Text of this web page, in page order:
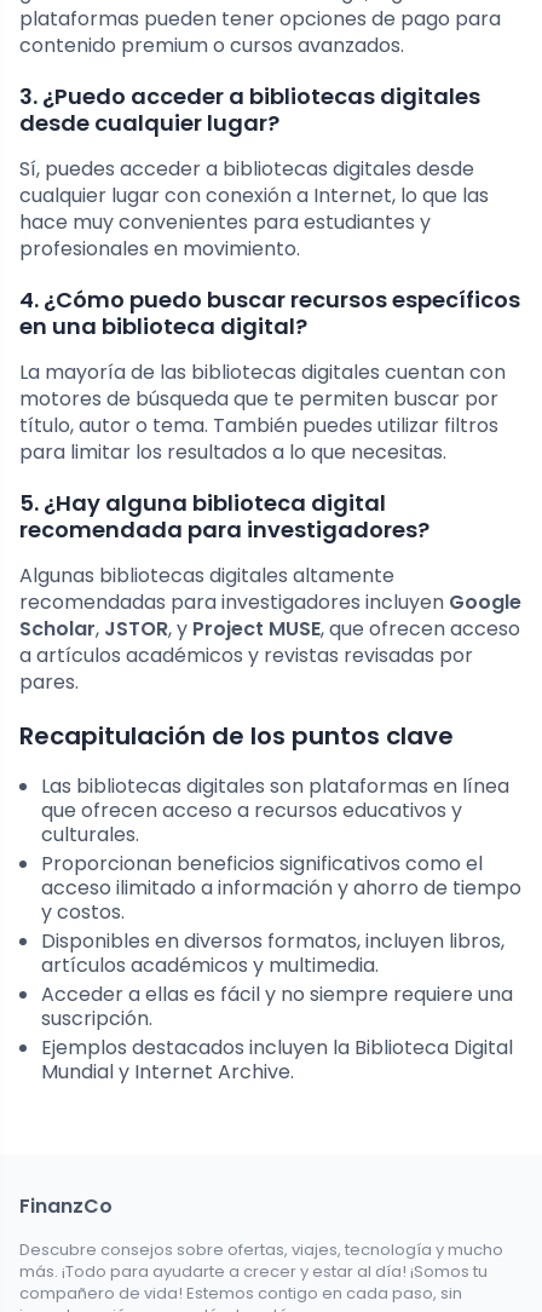
plataformas pueden tener opciones de pago para
contenido premium o cursos avanzados.
3. ¿Puedo acceder a bibliotecas digitales
desde cualquier lugar?
Sí, puedes acceder a bibliotecas digitales desde
cualquier lugar con conexión a Internet, lo que las
hace muy convenientes para estudiantes y
profesionales en movimiento.
4. ¿Cómo puedo buscar recursos específicos
en una biblioteca digital?
La mayoría de las bibliotecas digitales cuentan con
motores de búsqueda que te permiten buscar por
título, autor o tema. También puedes utilizar filtros
para limitar los resultados a lo que necesitas.
5. ¿Hay alguna biblioteca digital
recomendada para investigadores?
Algunas bibliotecas digitales altamente
recomendadas para investigadores incluyen Google
Scholar, JSTOR, y Project MUSE, que ofrecen acceso
a artículos académicos y revistas revisadas por
pares.
Recapitulación de los puntos clave
Las bibliotecas digitales son plataformas en línea
que ofrecen acceso a recursos educativos y
culturales.
Proporcionan beneficios significativos como el
acceso ilimitado a información y ahorro de tiempo
y costos.
Disponibles en diversos formatos, incluyen libros,
artículos académicos y multimedia.
Acceder a ellas es fácil y no siempre requiere una
suscripción.
Ejemplos destacados incluyen la Biblioteca Digital
Mundial y Internet Archive.
FinanzCo
Descubre consejos sobre ofertas, viajes, tecnología y mucho
más. ¡Todo para ayudarte a crecer y estar al día! ¡Somos tu
compañero de vida! Estemos contigo en cada paso, sin